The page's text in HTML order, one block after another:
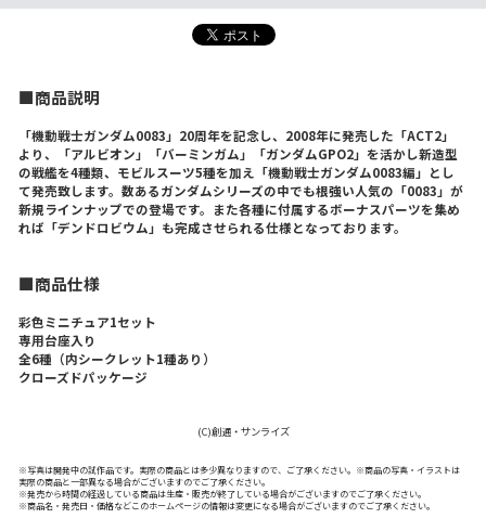
■商品説明
「機動戦士ガンダム0083」20周年を記念し、2008年に発売した「ACT2」
より、「アルビオン」「バーミンガム」「ガンダムGPO2」を活かし新造型
の戦艦を4種類、モビルスーツ5種を加え「機動戦士ガンダム0083編」とし
て発売致します。数あるガンダムシリーズの中でも根強い人気の「0083」が
新規ラインナップでの登場です。また各種に付属するボーナスパーツを集め
れば「デンドロビウム」も完成させられる仕様となっております。
■商品仕様
彩色ミニチュア1セット
専用台座入り
全6種（内シークレット1種あり）
クローズドパッケージ
(C)創通・サンライズ
※写真は開発中の試作品です。実際の商品とは多少異なりますので、ご了承ください。※商品の写真・イラストは
実際の商品と一部異なる場合がございますのでご了承ください。
※発売から時間の経過している商品は生産・販売が終了している場合がございますのでご了承ください。
※商品名・発売日・価格などこのホームページの情報は変更になる場合がございますのでご了承ください。